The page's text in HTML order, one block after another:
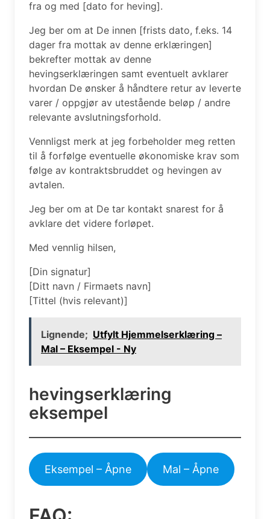
fra og med [dato for heving].
Jeg ber om at De innen [frists dato, f.eks. 14
dager fra mottak av denne erklæringen]
bekrefter mottak av denne
hevingserklæringen samt eventuelt avklarer
hvordan De ønsker å håndtere retur av leverte
varer / oppgjør av utestående beløp / andre
relevante avslutningsforhold.
Vennligst merk at jeg forbeholder meg retten
til å forfølge eventuelle økonomiske krav som
følge av kontraktsbruddet og hevingen av
avtalen.
Jeg ber om at De tar kontakt snarest for å
avklare det videre forløpet.
Med vennlig hilsen,
[Din signatur]
[Ditt navn / Firmaets navn]
[Tittel (hvis relevant)]
Lignende; Utfylt Hjemmelserklæring –
Mal – Eksempel - Ny
hevingserklæring
eksempel
Eksempel – Åpne Mal – Åpne